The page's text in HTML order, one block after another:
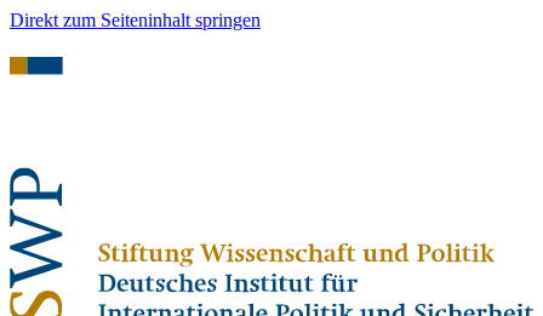
Direkt zum Seiteninhalt springen